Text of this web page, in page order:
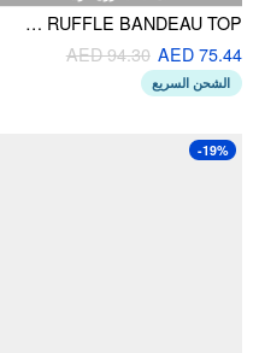
MESH TEXTURE DRAWSTRING RUFFLE BANDEAU TOP
AED 75.44
AED 94.30
الشحن السريع
-19%